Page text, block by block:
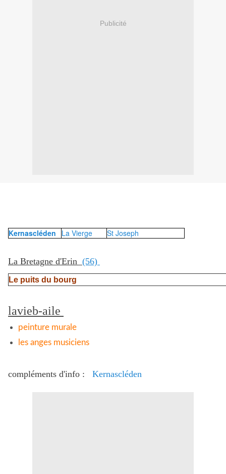
Publicité
Kernascléden La Vierge St Joseph
La Bretagne d'Erin (56)
Le puits du bourg
lavieb-aile
peinture murale
les anges musiciens
compléments d'info : Kernascléden